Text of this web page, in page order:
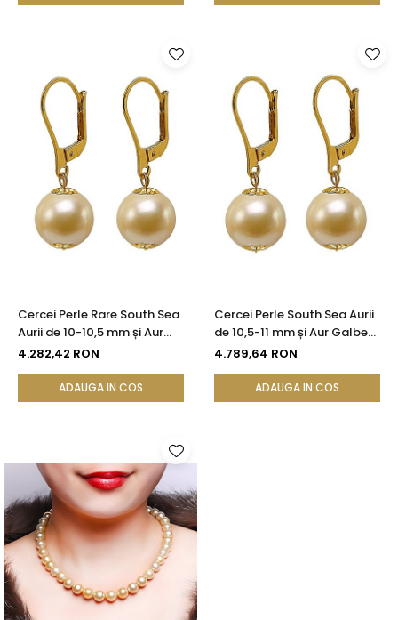
Cercei Perle Rare South Sea
Aurii de 10-10,5 mm și Aur
Galben 14K, Bijuterie de Lux |
4.282,42 RON
ADAUGA IN COS
Cercei Perle South Sea Aurii
de 10,5-11 mm și Aur Galben
14K, Perle Rare | KASKADDA®
4.789,64 RON
ADAUGA IN COS